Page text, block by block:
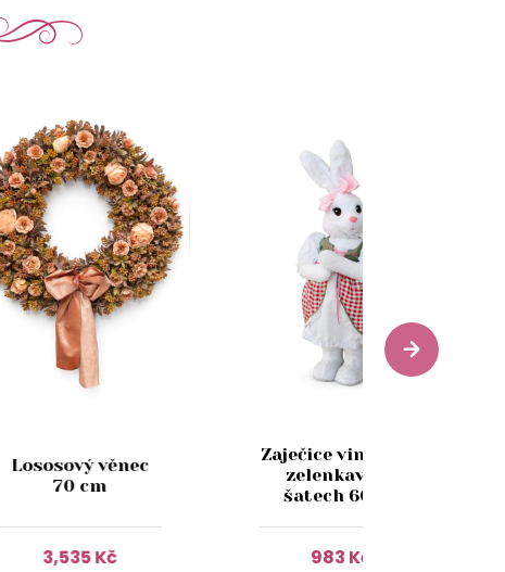
Lososový věnec
70 cm
3,535 Kč
Zaječice vintage v
zelenkavých
šatech 60cm
983 Kč